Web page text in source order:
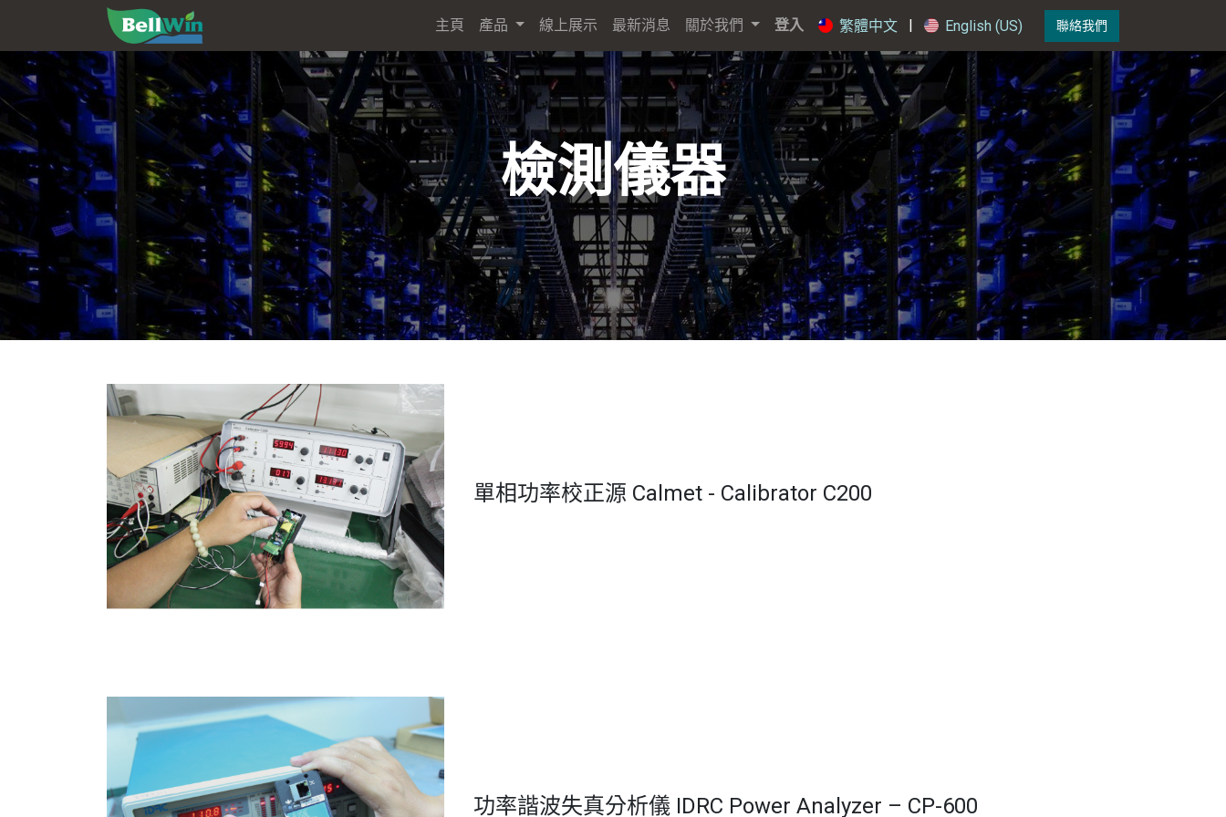
主頁 產品 線上展示 最新消息 關於我們 登入 繁體中文 | English (US) 聯絡我們
檢測儀器
單相功率校正源 Calmet - Calibrator C200
功率諧波失真分析儀 IDRC Power Analyzer – CP-600